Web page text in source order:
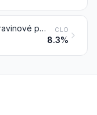
Čokoláda a ostatní potravinové přípravky obsahující kakao CLO
8.3%